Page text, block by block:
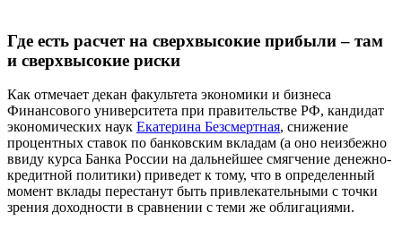
Где есть расчет на сверхвысокие прибыли – там
и сверхвысокие риски
Как отмечает декан факультета экономики и бизнеса
Финансового университета при правительстве РФ, кандидат
экономических наук Екатерина Безсмертная, снижение
процентных ставок по банковским вкладам (а оно неизбежно
ввиду курса Банка России на дальнейшее смягчение денежно-
кредитной политики) приведет к тому, что в определенный
момент вклады перестанут быть привлекательными с точки
зрения доходности в сравнении с теми же облигациями.